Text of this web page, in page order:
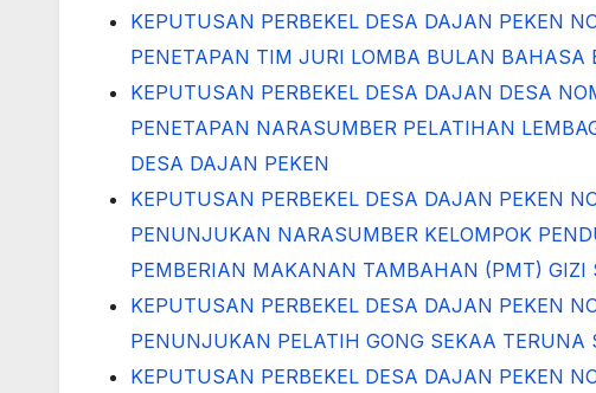
KEPUTUSAN PERBEKEL DESA DAJAN PEKEN
PENETAPAN TIM JURI LOMBA BULAN BAHASA
KEPUTUSAN PERBEKEL DESA DAJAN DESA
PENETAPAN NARASUMBER PELATIHAN
DESA DAJAN PEKEN
KEPUTUSAN PERBEKEL DESA DAJAN PEKEN
PENUNJUKAN NARASUMBER KELOMPOK
PEMBERIAN MAKANAN TAMBAHAN (PMT) GIZI
KEPUTUSAN PERBEKEL DESA DAJAN PEKEN
PENUNJUKAN PELATIH GONG SEKAA TERUNA
KEPUTUSAN PERBEKEL DESA DAJAN PEKEN